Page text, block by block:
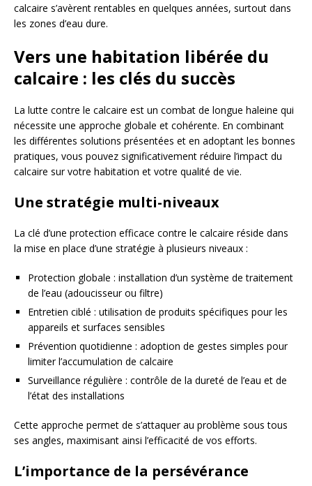
calcaire s’avèrent rentables en quelques années, surtout dans
les zones d’eau dure.
Vers une habitation libérée du
calcaire : les clés du succès
La lutte contre le calcaire est un combat de longue haleine qui
nécessite une approche globale et cohérente. En combinant
les différentes solutions présentées et en adoptant les bonnes
pratiques, vous pouvez significativement réduire l’impact du
calcaire sur votre habitation et votre qualité de vie.
Une stratégie multi-niveaux
La clé d’une protection efficace contre le calcaire réside dans
la mise en place d’une stratégie à plusieurs niveaux :
Protection globale : installation d’un système de traitement
de l’eau (adoucisseur ou filtre)
Entretien ciblé : utilisation de produits spécifiques pour les
appareils et surfaces sensibles
Prévention quotidienne : adoption de gestes simples pour
limiter l’accumulation de calcaire
Surveillance régulière : contrôle de la dureté de l’eau et de
l’état des installations
Cette approche permet de s’attaquer au problème sous tous
ses angles, maximisant ainsi l’efficacité de vos efforts.
L’importance de la persévérance